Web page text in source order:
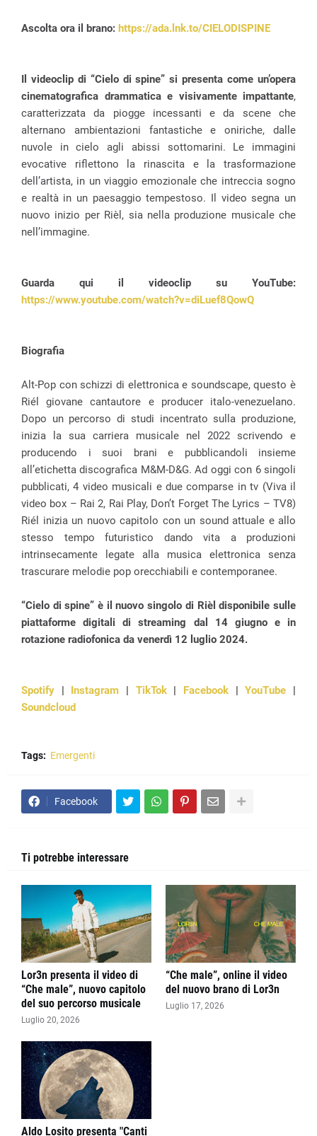
Ascolta ora il brano: https://ada.lnk.to/CIELODISPINE
Il videoclip di “Cielo di spine” si presenta come un’opera
cinematografica drammatica e visivamente impattante,
caratterizzata da piogge incessanti e da scene che
alternano ambientazioni fantastiche e oniriche, dalle
nuvole in cielo agli abissi sottomarini. Le immagini
evocative riflettono la rinascita e la trasformazione
dell’artista, in un viaggio emozionale che intreccia sogno
e realtà in un paesaggio tempestoso. Il video segna un
nuovo inizio per Rièl, sia nella produzione musicale che
nell’immagine.
Guarda qui il videoclip su YouTube:
https://www.youtube.com/watch?v=diLuef8QowQ
Biografia
Alt-Pop con schizzi di elettronica e soundscape, questo è
Riél giovane cantautore e producer italo-venezuelano.
Dopo un percorso di studi incentrato sulla produzione,
inizia la sua carriera musicale nel 2022 scrivendo e
producendo i suoi brani e pubblicandoli insieme
all’etichetta discografica M&M-D&G. Ad oggi con 6 singoli
pubblicati, 4 video musicali e due comparse in tv (Viva il
video box – Rai 2, Rai Play, Don’t Forget The Lyrics – TV8)
Riél inizia un nuovo capitolo con un sound attuale e allo
stesso tempo futuristico dando vita a produzioni
intrinsecamente legate alla musica elettronica senza
trascurare melodie pop orecchiabili e contemporanee.
“Cielo di spine” è il nuovo singolo di Rièl disponibile sulle
piattaforme digitali di streaming dal 14 giugno e in
rotazione radiofonica da venerdì 12 luglio 2024.
Spotify | Instagram | TikTok| Facebook |YouTube |
Soundcloud
Tags: Emergenti
Facebook
Ti potrebbe interessare
Lor3n presenta il video di
“Che male”, nuovo capitolo
del suo percorso musicale
Luglio 20, 2026
“Che male”, online il video
del nuovo brano di Lor3n
Luglio 17, 2026
Aldo Losito presenta "Canti